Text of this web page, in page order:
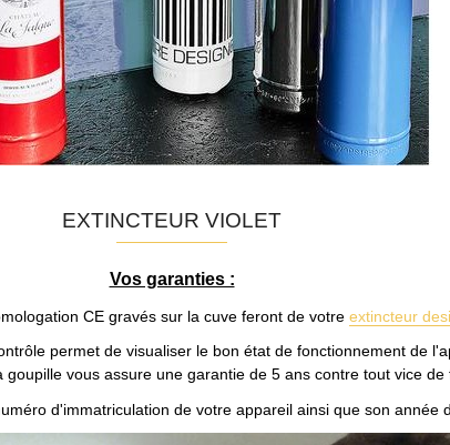
EXTINCTEUR VIOLET
Vos garanties :
CE gravés sur la cuve feront de votre extincteur
permet de visualiser le bon état de fonctionnement de
vous assure une garantie de 5 ans contre tout vice de
d'immatriculation de votre appareil ainsi que son année